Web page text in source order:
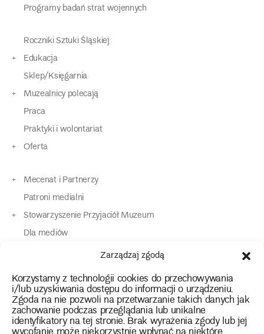
Zarządzaj zgodą
Korzystamy z technologii cookies do przechowywania
i/lub uzyskiwania dostępu do informacji o urządzeniu.
Zgoda na nie pozwoli na przetwarzanie takich danych jak
zachowanie podczas przeglądania lub unikalne
identyfikatory na tej stronie. Brak wyrażenia zgody lub jej
Programy badań strat wojennych
Roczniki Sztuki Śląskiej
Edukacja
Sklep/Księgarnia
Muzealnicy polecają
Praca
Praktyki i wolontariat
Oferta
Mecenat i Partnerzy
Patroni medialni
Stowarzyszenie Przyjaciół Muzeum
Dla mediów
Dla osób o specjalnych potrzebach
Kontakt
instagram
twitterfacebookyoutube
tiktok